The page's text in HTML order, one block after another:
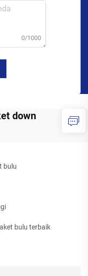
0/1000
down
bulu
bulu terbaik